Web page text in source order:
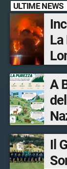
ULTIME NEWS
La
A
Il